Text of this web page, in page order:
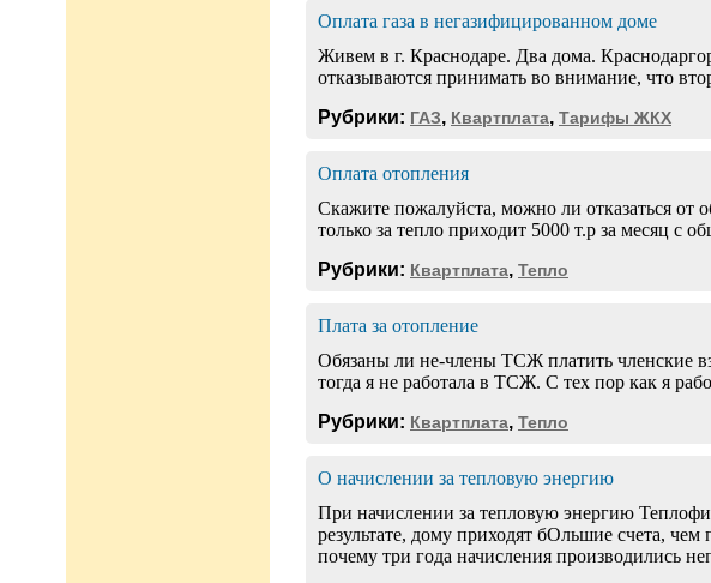
Оплата газа в негазифицированном доме
Живем в г. Краснодаре. Два дома.
отказываются принимать во внимание, что
Рубрики: ГАЗ, Квартплата, Тарифы ЖКХ
Оплата отопления
Скажите пожалуйста, можно ли отказаться от
только за тепло приходит 5000 т.р за месяц с
Рубрики: Квартплата, Тепло
Плата за отопление
Обязаны ли не-члены ТСЖ платить членские
тогда я не работала в ТСЖ. С тех пор как я
Рубрики: Квартплата, Тепло
О начислении за тепловую энергию
При начислении за тепловую энергию
результате, дому приходят бОльшие счета,
почему три года начисления производились